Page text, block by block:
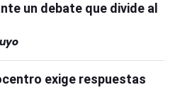
un debate que divide al
exige respuestas